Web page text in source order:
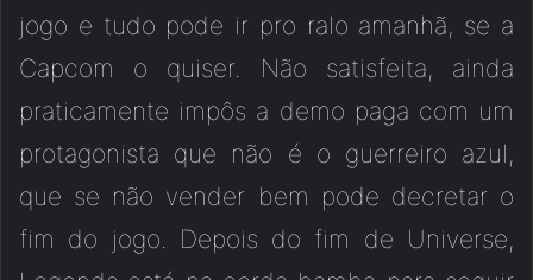
jogo e tudo pode ir pro ralo amanhã, se a
Capcom o quiser. Não satisfeita, ainda
praticamente impôs a demo paga com um
protagonista que não é o guerreiro azul,
que se não vender bem pode decretar o
fim do jogo. Depois do fim de Universe,